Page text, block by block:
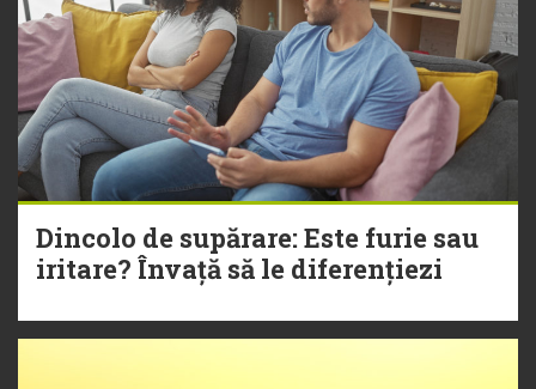
Dincolo de supărare: Este furie sau
iritare? Învață să le diferențiezi